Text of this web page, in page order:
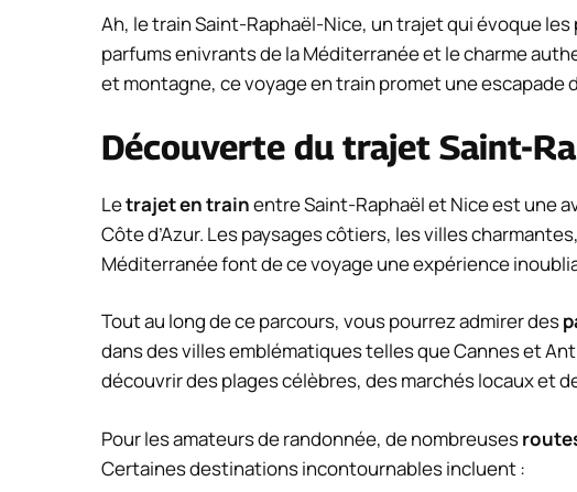
Ah, le train Saint-Raphaël-Nice, un trajet qui évoque
parfums enivrants de la Méditerranée et le charme
et montagne, ce voyage en train promet une
Découverte du trajet Saint-
Letrajet en trainentre Saint-Raphaël et Nice est une
Côte d’Azur. Les paysages côtiers, les villes
Méditerranée font de ce voyage une expérience
Tout au long de ce parcours, vous pourrez admirer des
dans des villes emblématiques telles que Cannes et
découvrir des plages célèbres, des marchés locaux et
Pour les amateurs de randonnée, de nombreuses
Certaines destinations incontournables incluent :